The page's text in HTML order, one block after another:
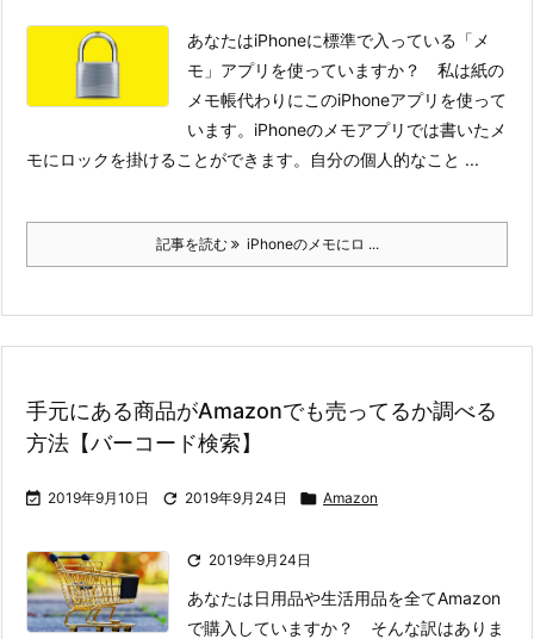
あなたはiPhoneに標準で入っている「メ
モ」アプリを使っていますか？ 私は紙の
メモ帳代わりにこのiPhoneアプリを使って
います。 iPhoneのメモアプリでは書いたメ
モにロックを掛けることができます。自分の個人的なこと ...
記事を読む iPhoneのメモにロ ...
手元にある商品がAmazonでも売ってるか調べる
方法【バーコード検索】
 2019年9月10日  2019年9月24日  Amazon
 2019年9月24日
あなたは日用品や生活用品を全てAmazon
で購入していますか？ そんな訳はありま